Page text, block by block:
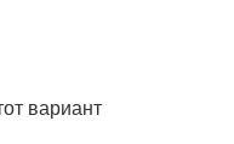
вариант